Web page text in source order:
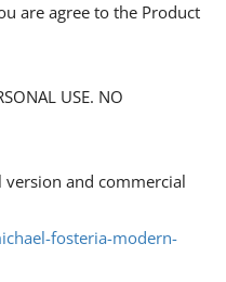
are agree to the Product
USE. NO
and commercial
fosteria-modern-